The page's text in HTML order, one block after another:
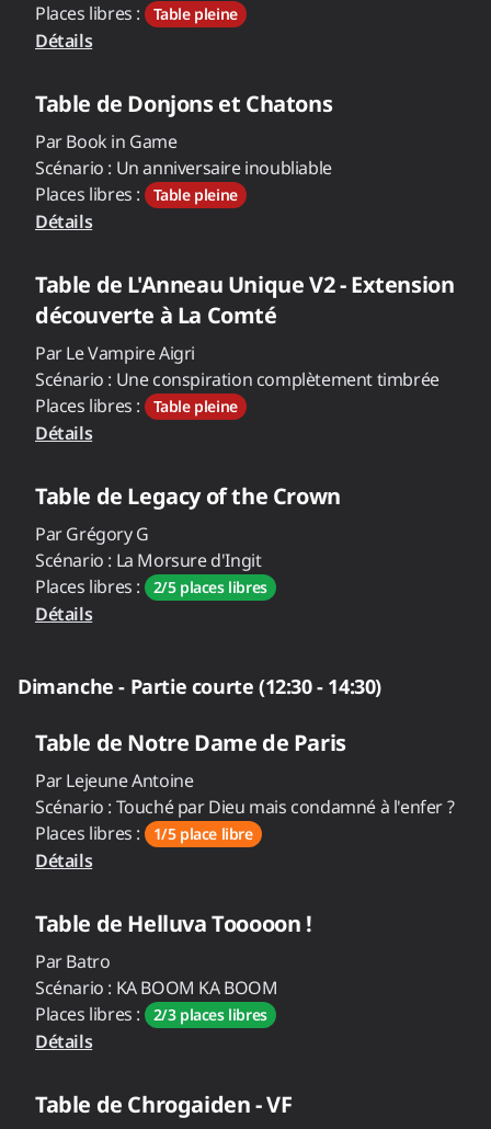
Places libres :
Table pleine
Détails
Table de Donjons et Chatons
ParBook in Game
Scénario : Un anniversaire inoubliable
Places libres :
Table pleine
Détails
Table de L'Anneau Unique V2 - Extension
découverte à La Comté
ParLe Vampire Aigri
Scénario : Une conspiration complètement timbrée
Places libres :
Table pleine
Détails
Table de Legacy of the Crown
ParGrégory G
Scénario : La Morsure d'Ingit
Places libres :
2/5 places libres
Détails
Dimanche - Partie courte (12:30 - 14:30)
Table de Notre Dame de Paris
ParLejeune Antoine
Scénario : Touché par Dieu mais condamné à l'enfer ?
Places libres :
1/5 place libre
Détails
Table de Helluva Tooooon !
ParBatro
Scénario : KA BOOM KA BOOM
Places libres :
2/3 places libres
Détails
Table de Chrogaiden - VF